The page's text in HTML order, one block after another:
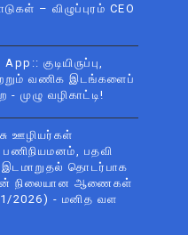
– விழுப்புரம் CEO
குடியிருப்பு,
வணிக இடங்களைப்
- முழு வழிகாட்டி!
ஊழியர்கள்
பதவி
இடமாறுதல் தொடர்பாக
நிலையான ஆணைகள்
2026) - மனித வள